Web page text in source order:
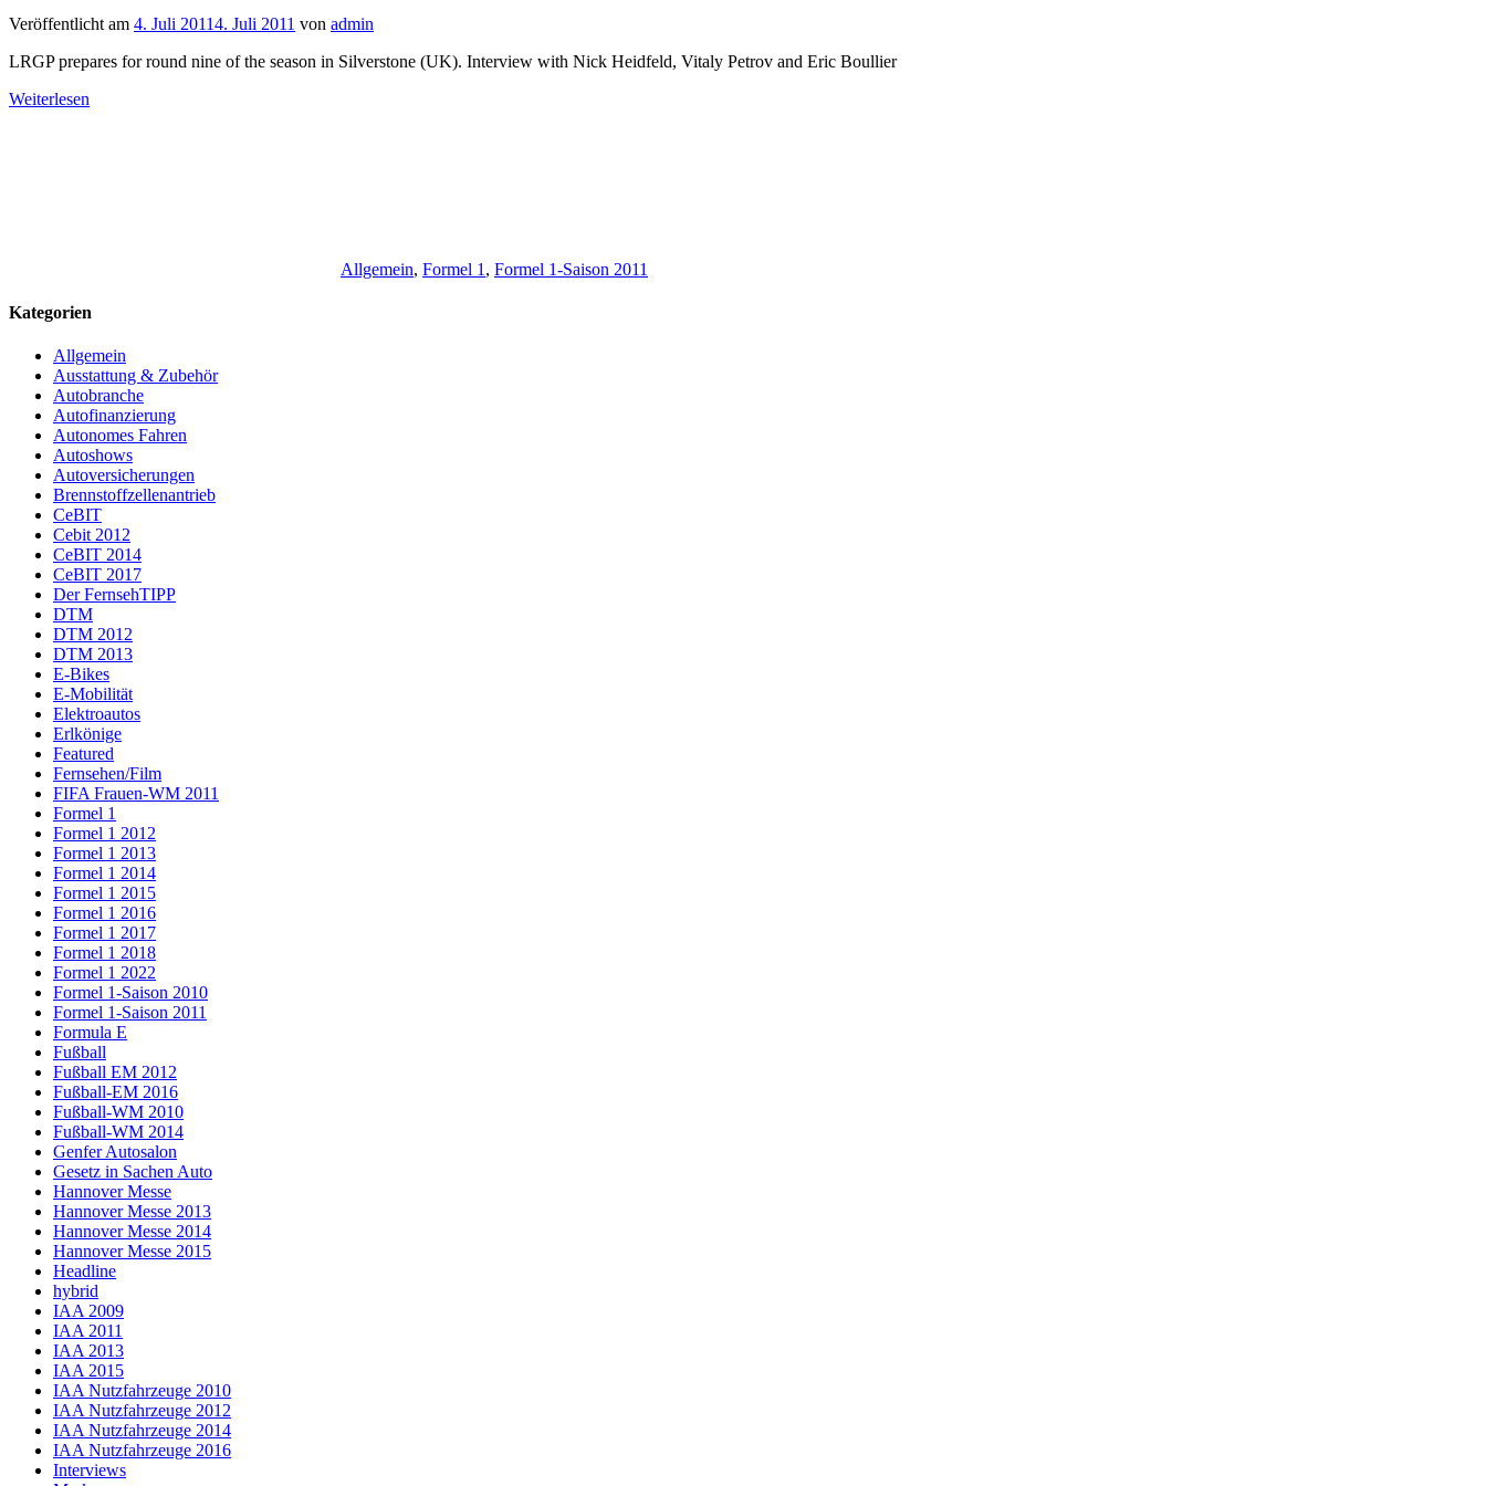
Veröffentlicht am 4. Juli 20114. Juli 2011 von admin
LRGP prepares for round nine of the season in Silverstone (UK). Interview with Nick Heidfeld, Vitaly Petrov and Eric Boullier
Weiterlesen
Allgemein, Formel 1 , Formel 1-Saison 2011
Kategorien
Allgemein
Ausstattung & Zubehör
Autobranche
Autofinanzierung
Autonomes Fahren
Autoshows
Autoversicherungen
Brennstoffzellenantrieb
CeBIT
Cebit 2012
CeBIT 2014
CeBIT 2017
Der FernsehTIPP
DTM
DTM 2012
DTM 2013
E-Bikes
E-Mobilität
Elektroautos
Erlkönige
Featured
Fernsehen/Film
FIFA Frauen-WM 2011
Formel 1
Formel 1 2012
Formel 1 2013
Formel 1 2014
Formel 1 2015
Formel 1 2016
Formel 1 2017
Formel 1 2018
Formel 1 2022
Formel 1-Saison 2010
Formel 1-Saison 2011
Formula E
Fußball
Fußball EM 2012
Fußball-EM 2016
Fußball-WM 2010
Fußball-WM 2014
Genfer Autosalon
Gesetz in Sachen Auto
Hannover Messe
Hannover Messe 2013
Hannover Messe 2014
Hannover Messe 2015
Headline
hybrid
IAA 2009
IAA 2011
IAA 2013
IAA 2015
IAA Nutzfahrzeuge 2010
IAA Nutzfahrzeuge 2012
IAA Nutzfahrzeuge 2014
IAA Nutzfahrzeuge 2016
Interviews